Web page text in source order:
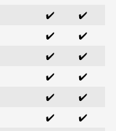
✔️
✔️
✔️
✔️
✔️
✔️
✔️
✔️
✔️
✔️
✔️
✔️